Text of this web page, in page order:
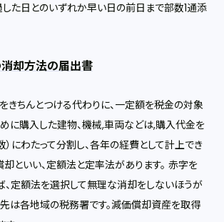
た日とのいずれか早い日の前日まで部数1通添
却方法の届出書
きちんとつける代わりに、一定額を税金の対象
に購入した建物、機械,車両などは,購入代金を
にわたって分割し、各年の経費として計上でき
却といい、定額法と定率法があります。 赤字を
、定額法を選択して無理な消却をしないほうが
先は各地域の税務署です。減価償却資産を取得